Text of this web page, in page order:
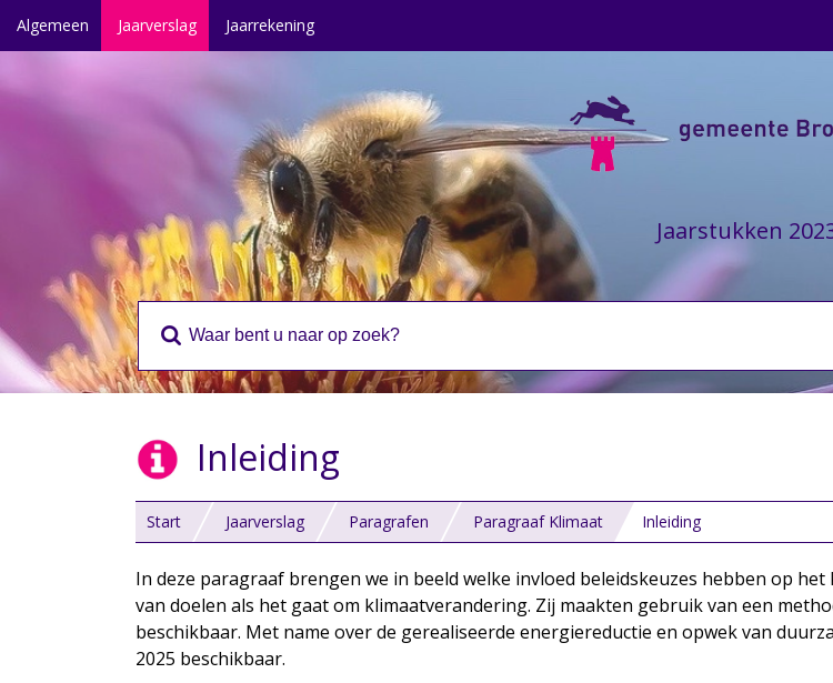
Jaarstukken
Algemeen Jaarverslag Jaarrekening
Inleiding
Start Jaarverslag Paragrafen Paragraaf Klimaat Inleiding
In deze paragraaf brengen we in beeld welke invloed beleidskeuzes hebben op
van doelen als het gaat om klimaatverandering. Zij maakten gebruik van een
beschikbaar. Met name over de gerealiseerde energiereductie en opwek van
2025 beschikbaar.